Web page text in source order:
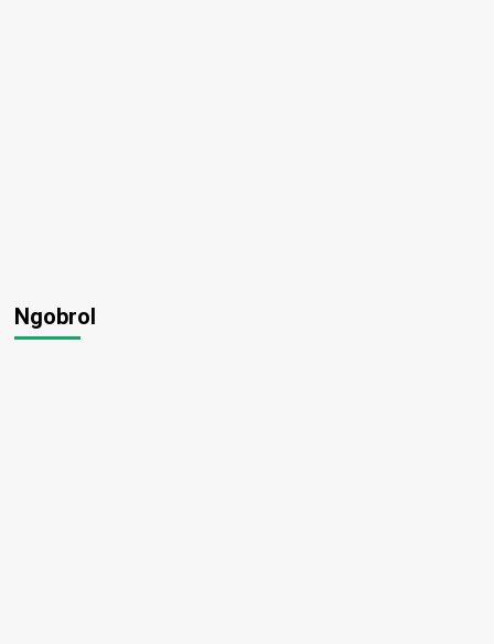
Ngobrol